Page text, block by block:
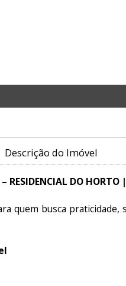
Descrição do Imóvel
RESIDENCIAL DO HORTO
quem busca praticidade,